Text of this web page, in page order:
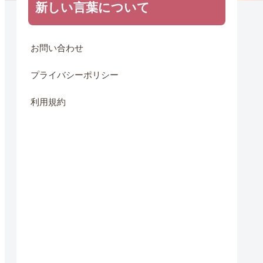
新しい言葉について
お問い合わせ
プライバシーポリシー
利用規約